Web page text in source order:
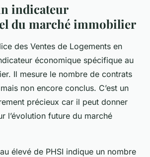
indicateur
du marché immobilier
des Ventes de Logements en
économique spécifique au
Il mesure le nombre de contrats
non encore conclus. C’est un
précieux car il peut donner
l’évolution future du marché
élevé de PHSI indique un nombre